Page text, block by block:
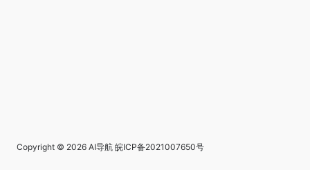
Copyright © 2026 AI导航 皖ICP备2021007650号